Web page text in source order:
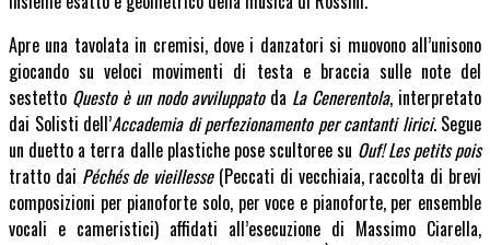
Apre una tavolata in cremisi, dove i danzatori si muovono all’unisono
giocando su veloci movimenti di testa e braccia sulle note del
sestetto Questo è un nodo avviluppatoda La Cenerentola, interpretato
dai Solisti dell’Accademia di perfezionamento per cantanti lirici. Segue
un duetto a terra dalle plastiche pose scultoree su Ouf! Les petits pois
tratto dai Péchés de vieillesse(Peccati di vecchiaia, raccolta di brevi
composizioni per pianoforte solo, per voce e pianoforte, per ensemble
vocali e cameristici) affidati all’esecuzione di Massimo Ciarella,